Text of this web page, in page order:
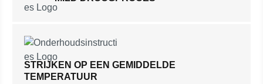
STRIJKEN OP EEN GEMIDDELDE
TEMPERATUUR